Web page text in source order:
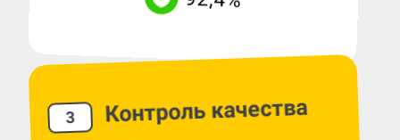
3 Контроль качества